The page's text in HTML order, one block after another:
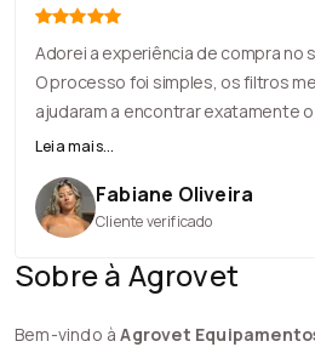
Adorei a experiência de compra no
O processo foi simples, os filtros me
ajudaram a encontrar exatamente
eu precisava, e o checkout foi rápido.
produto veio muito bem embalado.
Leia mais...
Fabiane Oliveira
Cliente verificado
Sobre à Agrovet
Bem-vindo àAgrovet